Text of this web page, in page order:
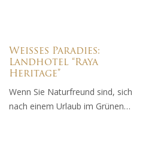
Weißes Paradies:
Landhotel “Raya
Heritage”
Wenn Sie Naturfreund sind, sich
nach einem Urlaub im Grünen…